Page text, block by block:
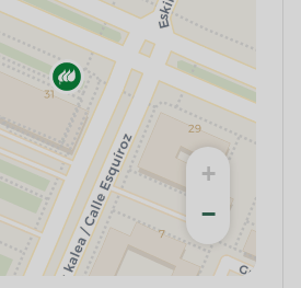
+
−